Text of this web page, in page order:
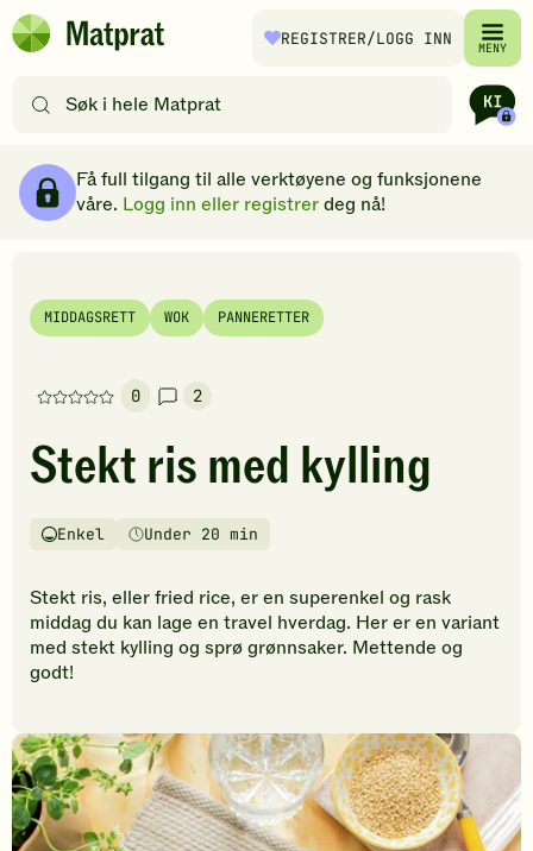
Hopp til hovedinnhold
Matprat
REGISTRER/LOGG INN MENY
etter
filtre
Få full tilgang til alle verktøyene og funksjonene
våre. Logg inn eller registrerdeg nå!
MIDDAGSRETT WOK PANNERETTER
0
Denne
har
foreløpig
vurderinger.
den
første
til
å
oppskriften.
2
Stekt ris med kylling
Vanskelighetsgrad
Enkel
TilberedningstidUnder 20 min
Stekt ris, eller fried rice, er en superenkel og rask
middag du kan lage en travel hverdag. Her er en variant
med stekt kylling og sprø grønnsaker. Mettende og
godt!